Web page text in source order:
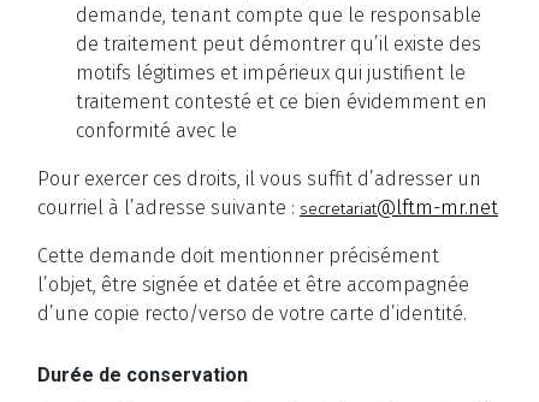
demande, tenant compte que le responsable
de traitement peut démontrer qu’il existe des
motifs légitimes et impérieux qui justifient le
traitement contesté et ce bien évidemment en
conformité avec le
Pour exercer ces droits, il vous suffit d’adresser un
courriel à l’adresse suivante : secretariat@lftm-mr.net
Cette demande doit mentionner précisément
l’objet, être signée et datée et être accompagnée
d’une copie recto/verso de votre carte d’identité.
Durée de conservation